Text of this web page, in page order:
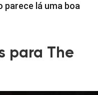
parece lá uma boa
para The